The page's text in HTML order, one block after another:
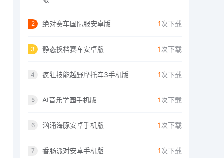
2 绝对赛车国际服安卓版 1次下载
3 静态换档赛车安卓版 1次下载
4 疯狂技能越野摩托车3手机版 1次下载
5 AI音乐学园手机版 1次下载
6 汹涌海豚安卓手机版 1次下载
7 香肠派对安卓手机版 1次下载